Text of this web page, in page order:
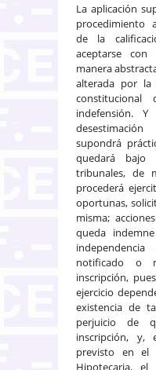
La aplicación
procedimiento
de la
aceptarse
manera
alterada por la
indefensión.
supondrá
quedará bajo
tribunales, de
procederá
oportunas,
misma;
queda
notificado o
inscripción,
ejercicio
existencia de
perjuicio de
inscripción, y,
previsto en el
Hipotecaria,